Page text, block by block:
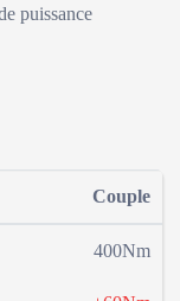
puissance
Couple
400Nm